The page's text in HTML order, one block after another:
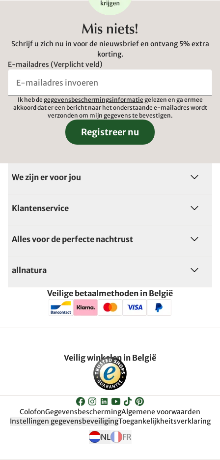
Mis niets!
Schrijf u zich nu in voor de nieuwsbrief en ontvang 5% extra
korting.
E-mailadres (Verplicht veld)
Ik heb de gegevensbeschermingsinformatie gelezen en ga ermee
akkoord dat er een bericht naar het onderstaande e-mailadres wordt
verzonden om mijn gegevens te bevestigen.
Registreer nu
We zijn er voor jou
Klantenservice
Alles voor de perfecte nachtrust
allnatura
Veilige betaalmethoden in België
Veilig winkelen in België
ColofonGegevensbeschermingAlgemene voorwaarden
Instellingen gegevensbeveiligingToegankelijkheitsverklaring
NL FR